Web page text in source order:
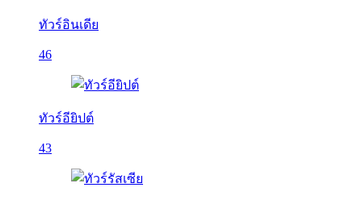
ทัวร์อินเดีย
46
ทัวร์อียิปต์
43